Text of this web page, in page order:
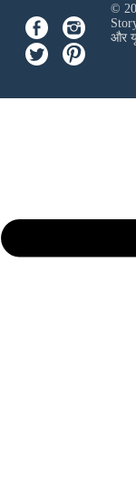
©
और